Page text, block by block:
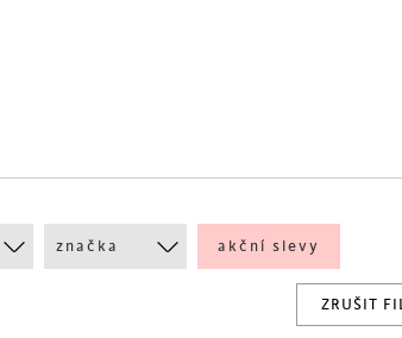
značka akční slevy
ZRUŠIT